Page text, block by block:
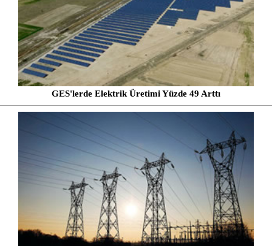
GES'lerde Elektrik Üretimi Yüzde 49 Arttı